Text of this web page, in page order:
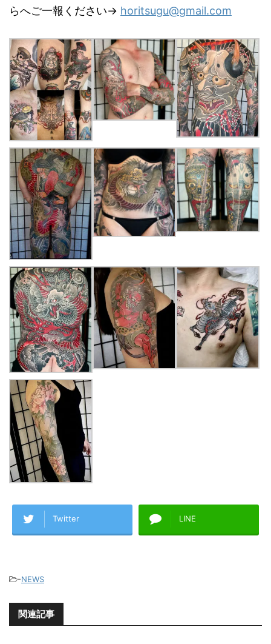
らへご一報ください→ horitsugu@gmail.com
Twitter LINE
-NEWS
関連記事